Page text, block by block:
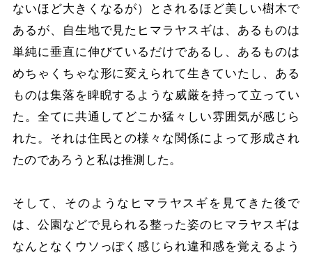
ないほど大きくなるが）とされるほど美しい樹木で
あるが、自生地で見たヒマラヤスギは、あるものは
単純に垂直に伸びているだけであるし、あるものは
めちゃくちゃな形に変えられて生きていたし、ある
ものは集落を睥睨するような威厳を持って立ってい
た。全てに共通してどこか猛々しい雰囲気が感じら
れた。それは住民との様々な関係によって形成され
たのであろうと私は推測した。
そして、そのようなヒマラヤスギを見てきた後で
は、公園などで見られる整った姿のヒマラヤスギは
なんとなくウソっぽく感じられ違和感を覚えるよう